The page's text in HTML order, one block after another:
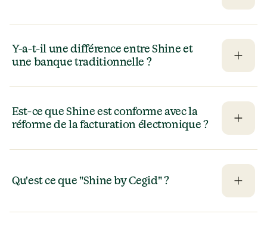
Y-a-t-il une différence entre Shine et
une banque traditionnelle ?
Est-ce que Shine est conforme avec la
réforme de la facturation électronique ?
Qu'est ce que "Shine by Cegid" ?